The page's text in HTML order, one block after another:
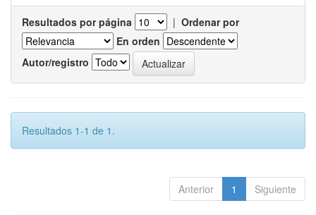
Resultados por página | Ordenar por
En orden
Autor/registro
Resultados 1-1 de 1.
Anterior 1 Siguiente